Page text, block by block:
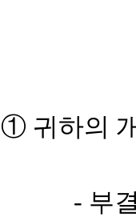
① 귀하의
- 부